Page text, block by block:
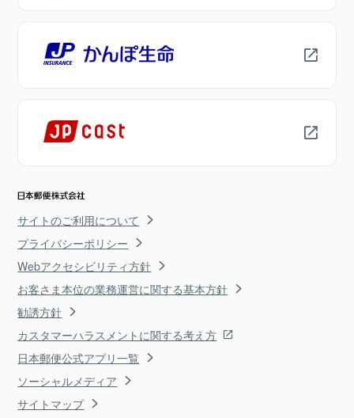
サイトのご利用について
プライバシーポリシー
Webアクセシビリティ方針
お客さま本位の業務運営に関する基本方針
勧誘方針
カスタマーハラスメントに関する考え方
日本郵便公式アプリ一覧
ソーシャルメディア
サイトマップ